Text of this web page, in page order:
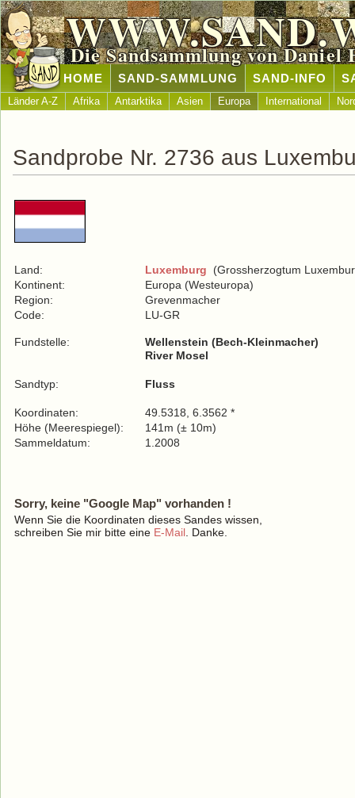
Die Sandsammlung von Daniel
HOME SAND-SAMMLUNG SAND-INFO
Länder A-Z Afrika Antarktika Asien Europa International
Sandprobe Nr. 2736 aus
Land: Luxemburg (Grossherzogtum
Kontinent:
Europa (Westeuropa)
Region:
Grevenmacher
Code:
LU-GR
Fundstelle:
Wellenstein (Bech-Kleinmacher)
River Mosel
Sandtyp: Fluss
Koordinaten:
49.5318, 6.3562 *
Höhe (Meerespiegel):
141m (± 10m)
Sammeldatum:
1.2008
Sorry, keine "Google Map" vorhanden !
Wenn Sie die Koordinaten dieses Sandes wissen,
schreiben Sie mir bitte eine E-Mail . Danke.